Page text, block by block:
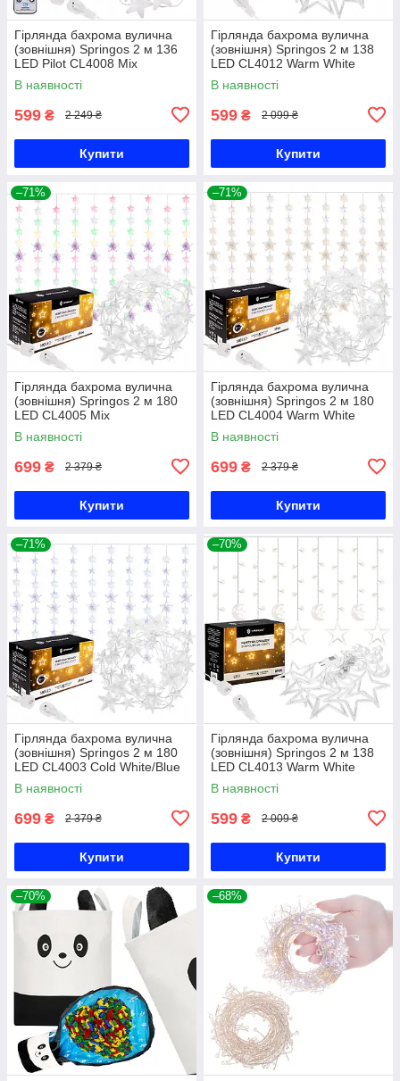
Гірлянда бахрома вулична
(зовнішня) Springos 2 м 136
LED Pilot CL4008 Mix
В наявності
599 ₴ 2 249 ₴
Купити
Гірлянда бахрома вулична
(зовнішня) Springos 2 м 138
LED CL4012 Warm White
В наявності
599 ₴ 2 099 ₴
Купити
–71%
Гірлянда бахрома вулична
(зовнішня) Springos 2 м 180
LED CL4005 Mix
В наявності
699 ₴ 2 379 ₴
Купити
–71%
Гірлянда бахрома вулична
(зовнішня) Springos 2 м 180
LED CL4004 Warm White
В наявності
699 ₴ 2 379 ₴
Купити
–71%
Гірлянда бахрома вулична
(зовнішня) Springos 2 м 180
LED CL4003 Cold White/Blue
В наявності
699 ₴ 2 379 ₴
Купити
–70%
Гірлянда бахрома вулична
(зовнішня) Springos 2 м 138
LED CL4013 Warm White
В наявності
599 ₴ 2 009 ₴
Купити
–70% –68%